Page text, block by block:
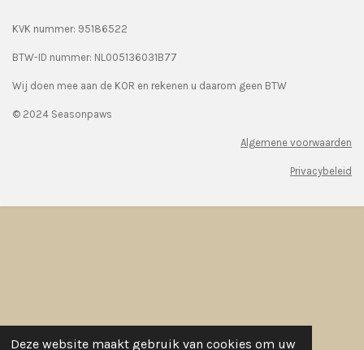
Deze website maakt gebruik van cookies om uw
KVK nummer: 95186522
BTW-ID nummer: NL005136031B77
Wij doen mee aan de KOR en rekenen u daarom geen BTW
© 2024 Seasonpaws
Algemene voorwaarden
Privacybeleid